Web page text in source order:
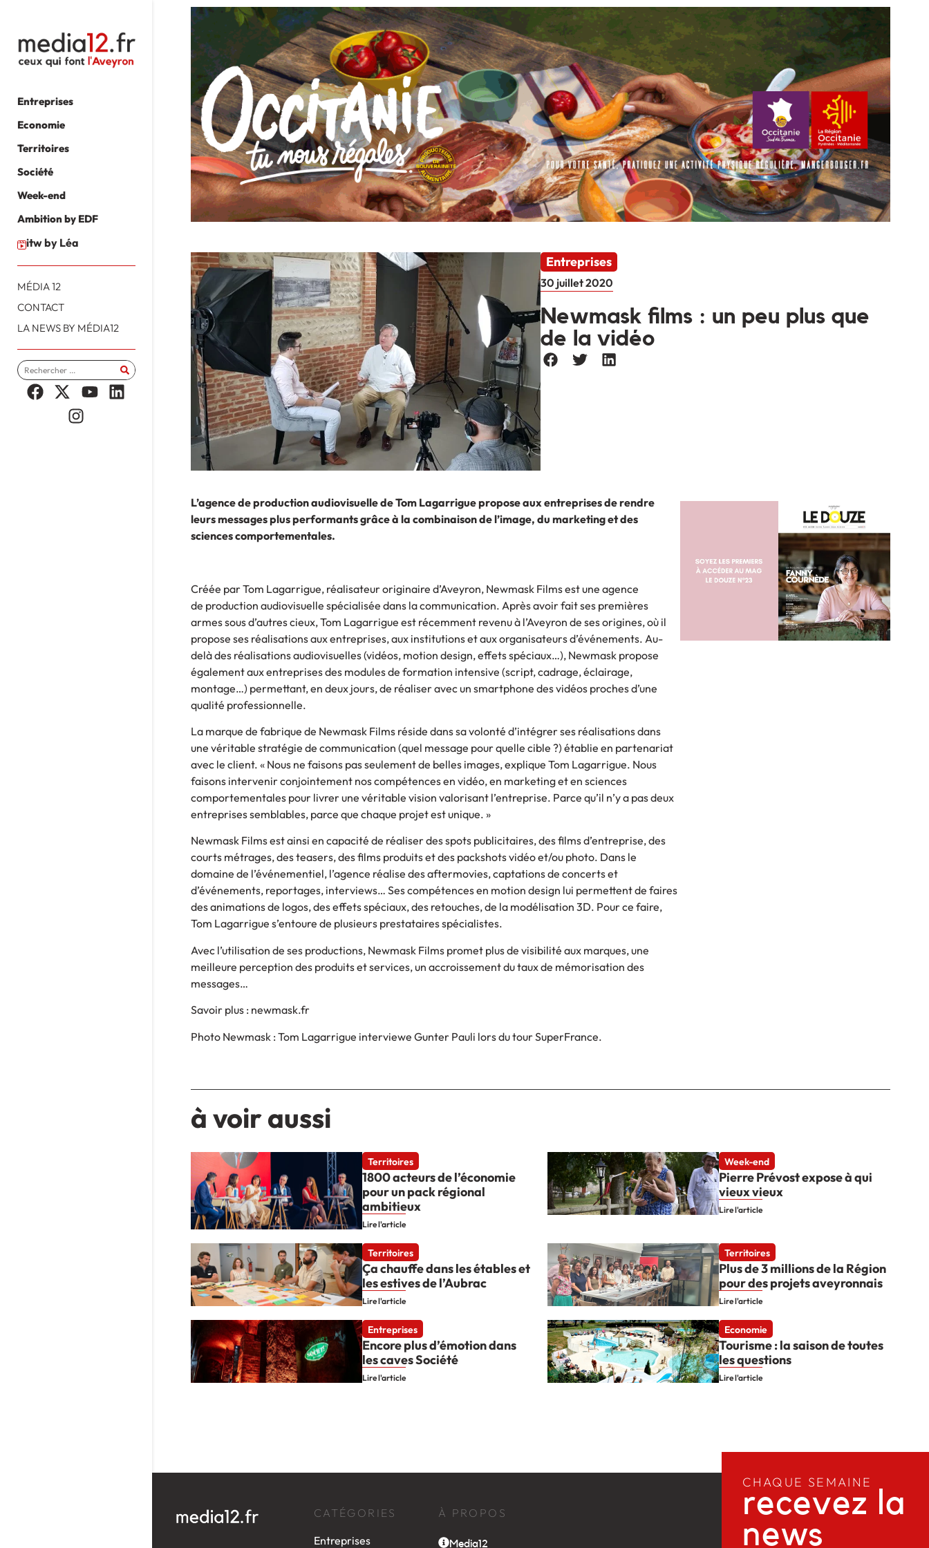
Entreprises
Economie
Territoires
Société
Week-end
Ambition by EDF
itw by Léa
MÉDIA 12
CONTACT
LA NEWS BY MÉDIA12
Entreprises
30 juillet 2020
Newmask films : un peu plus que
de la vidéo
L’agence de production audiovisuelle de Tom Lagarrigue propose aux entreprises de rendre
leurs messages plus performants grâce à la combinaison de l’image, du marketing et des
sciences comportementales.
Créée par Tom Lagarrigue, réalisateur originaire d’Aveyron, Newmask Films est une agence
de production audiovisuelle spécialisée dans la communication. Après avoir fait ses premières
armes sous d’autres cieux, Tom Lagarrigue est récemment revenu à l’Aveyron de ses origines, où il
propose ses réalisations aux entreprises, aux institutions et aux organisateurs d’événements. Au-
delà des réalisations audiovisuelles (vidéos, motion design, effets spéciaux…), Newmask propose
également aux entreprises des modules de formation intensive (script, cadrage, éclairage,
montage…) permettant, en deux jours, de réaliser avec un smartphone des vidéos proches d’une
qualité professionnelle.
La marque de fabrique de Newmask Films réside dans sa volonté d’intégrer ses réalisations dans
une véritable stratégie de communication (quel message pour quelle cible ?) établie en partenariat
avec le client. « Nous ne faisons pas seulement de belles images, explique Tom Lagarrigue. Nous
faisons intervenir conjointement nos compétences en vidéo, en marketing et en sciences
comportementales pour livrer une véritable vision valorisant l’entreprise. Parce qu’il n’y a pas deux
entreprises semblables, parce que chaque projet est unique. »
Newmask Films est ainsi en capacité de réaliser des spots publicitaires, des films d’entreprise, des
courts métrages, des teasers, des films produits et des packshots vidéo et/ou photo. Dans le
domaine de l’événementiel, l’agence réalise des aftermovies, captations de concerts et
d’événements, reportages, interviews… Ses compétences en motion design lui permettent de faires
des animations de logos, des effets spéciaux, des retouches, de la modélisation 3D. Pour ce faire,
Tom Lagarrigue s’entoure de plusieurs prestataires spécialistes.
Avec l’utilisation de ses productions, Newmask Films promet plus de visibilité aux marques, une
meilleure perception des produits et services, un accroissement du taux de mémorisation des
messages…
Savoir plus : newmask.fr
Photo Newmask : Tom Lagarrigue interviewe Gunter Pauli lors du tour SuperFrance.
à voir aussi
Territoires
1800 acteurs de l’économie
pour un pack régional
ambitieux
Lire l'article
Week-end
Pierre Prévost expose à qui
vieux vieux
Lire l'article
Territoires
Ça chauffe dans les étables et
les estives de l’Aubrac
Lire l'article
Territoires
Plus de 3 millions de la Région
pour des projets aveyronnais
Lire l'article
Entreprises
Encore plus d’émotion dans
les caves Société
Lire l'article
Economie
Tourisme : la saison de toutes
les questions
Lire l'article
CATÉGORIES
Entreprises
À PROPOS
Media12
CHAQUE SEMAINE
recevez la
news​